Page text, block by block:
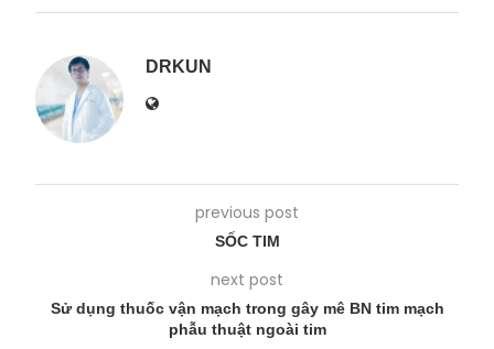
DRKUN
previous post
SỐC TIM
next post
Sử dụng thuốc vận mạch trong gây mê BN tim mạch
phẫu thuật ngoài tim